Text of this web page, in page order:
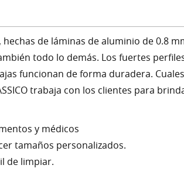
hechas de láminas de aluminio de 0.8
todo lo demás. Los fuertes
funcionan de forma duradera.
trabaja con los clientes para
y médicos
tamaños personalizados.
de limpiar.